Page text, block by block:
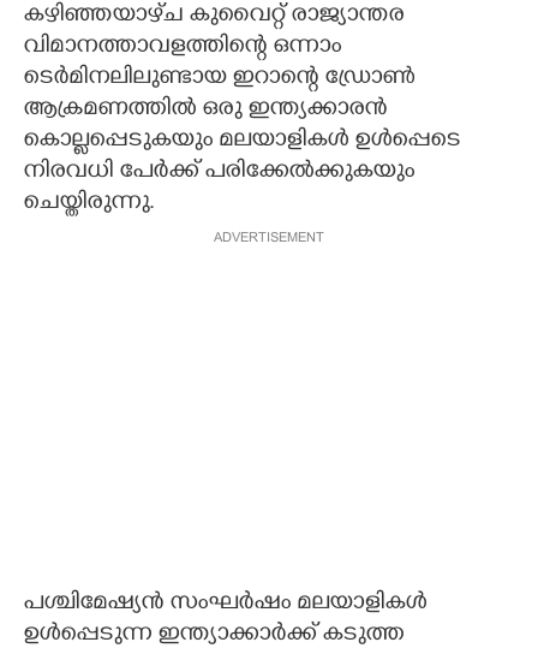
കഴിഞ്ഞയാഴ്‌ച കുവൈറ്റ് രാജ്യാന്തര
വിമാനത്താവളത്തിന്റെ ഒന്നാം
ടെർമിനലിലുണ്ടായ ഇറാന്റെ ഡ്രോൺ
ആക്രമണത്തിൽ ഒരു ഇന്ത്യക്കാരൻ
കൊല്ലപ്പെടുകയും മലയാളികൾ ഉൾപ്പെടെ
നിരവധി പേർക്ക് പരിക്കേൽക്കുകയും
ചെയ്തിരുന്നു.
ADVERTISEMENT
പശ്ചിമേഷ്യൻ സംഘർഷം മലയാളികൾ
ഉൾപ്പെടുന്ന ഇന്ത്യാക്കാർക്ക് കടുത്ത